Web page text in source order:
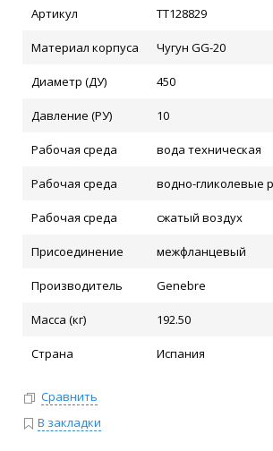
Артикул ТТ128829
Материал корпуса Чугун GG-20
Диаметр (ДУ) 450
Давление (РУ) 10
Рабочая среда вода техническая
Рабочая среда водно-гликолевые
Рабочая среда сжатый воздух
Присоединение межфланцевый
Производитель Genebre
Масса (кг) 192.50
Страна Испания
Сравнить
В закладки